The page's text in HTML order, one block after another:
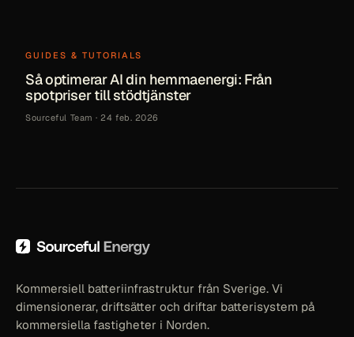
GUIDES & TUTORIALS
Så optimerar AI din hemmaenergi: Från
spotpriser till stödtjänster
Sourceful Team ·24 feb. 2026
Kommersiell batteriinfrastruktur från Sverige. Vi
dimensionerar, driftsätter och driftar batterisystem på
kommersiella fastigheter i Norden.